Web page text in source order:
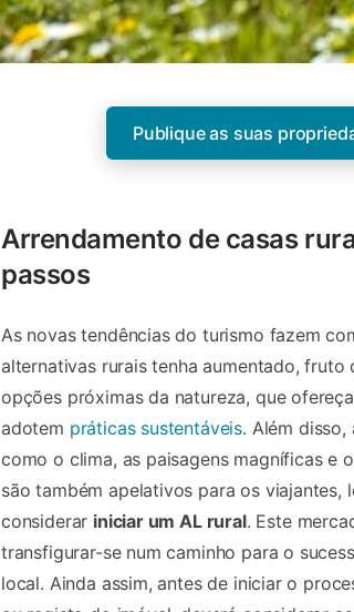
Publique as suas
Arrendamento de casas
passos
As novas tendências do turismo fazem
alternativas rurais tenha aumentado, fruto
opções próximas da natureza, que
adotem práticas sustentáveis. Além disso,
como o clima, as paisagens magníficas e
são também apelativos para os viajantes,
considerar iniciar um AL rural. Este
transfigurar-se num caminho para o
local. Ainda assim, antes de iniciar o